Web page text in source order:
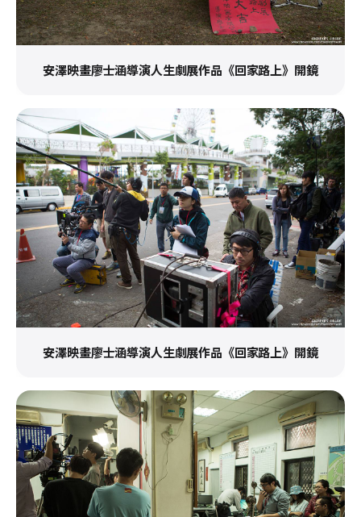
安澤映畫廖士涵導演人生劇展作品《回家路上》開鏡
安澤映畫廖士涵導演人生劇展作品《回家路上》開鏡